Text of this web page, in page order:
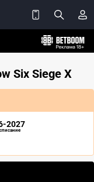
Six Siege X
2027